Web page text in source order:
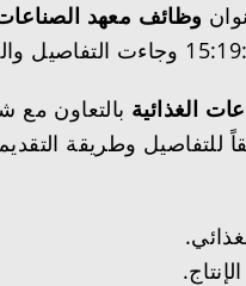
وظائف معهد الصناعات
الغذائية بالتعاون مع
للتفاصيل وطريقة